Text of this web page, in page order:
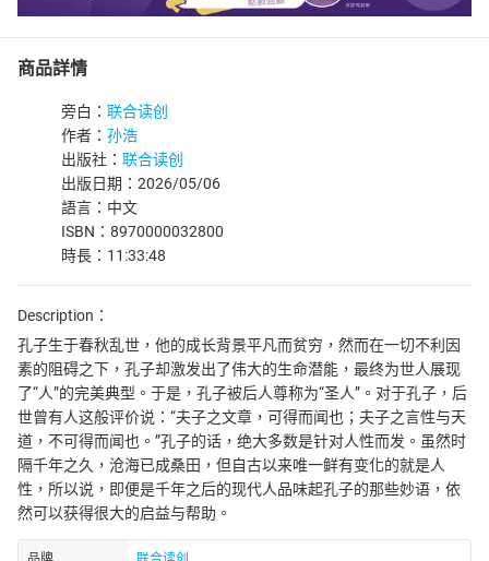
商品詳情
旁白： 联合读创
作者： 孙浩
出版社： 联合读创
出版日期：2026/05/06
語言：中文
ISBN：8970000032800
時長：11:33:48
Description：
孔子生于春秋乱世，他的成长背景平凡而贫穷，然而在一切不利因
素的阻碍之下，孔子却激发出了伟大的生命潜能，最终为世人展现
了“人”的完美典型。于是，孔子被后人尊称为“圣人”。对于孔子，后
世曾有人这般评价说：“夫子之文章，可得而闻也；夫子之言性与天
道，不可得而闻也。”孔子的话，绝大多数是针对人性而发。虽然时
隔千年之久，沧海已成桑田，但自古以来唯一鲜有变化的就是人
性，所以说，即便是千年之后的现代人品味起孔子的那些妙语，依
然可以获得很大的启益与帮助。